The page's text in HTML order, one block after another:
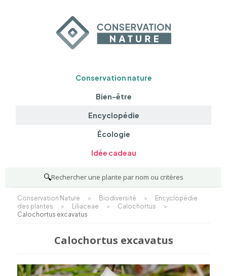
Conservation nature
Bien-être
Encyclopédie
Écologie
Idée cadeau
🔍Rechercher une plante par nom ou critères
Conservation Nature > Biodiversité >
Encyclopédie
des plantes
> Liliaceae > Calochortus
>
Calochortus excavatus
Calochortus excavatus